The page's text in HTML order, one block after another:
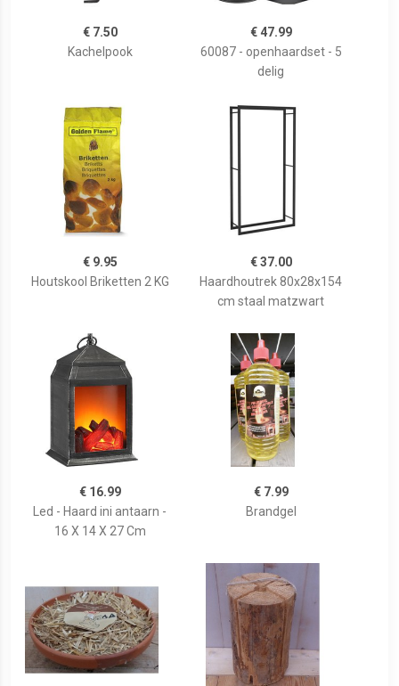
€ 7.50
Kachelpook
€ 47.99
60087 - openhaardset - 5
delig
€ 9.95
Houtskool Briketten 2 KG
€ 37.00
Haardhoutrek 80x28x154
cm staal matzwart
€ 16.99
Led - Haard ini antaarn -
16 X 14 X 27 Cm
€ 7.99
Brandgel